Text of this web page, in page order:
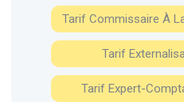
Tarif Commissaire À
Tarif
Tarif Expert-